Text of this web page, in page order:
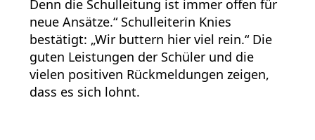
Denn die Schulleitung ist immer offen für
neue Ansätze.“ Schulleiterin Knies
bestätigt: „Wir buttern hier viel rein.“ Die
guten Leistungen der Schüler und die
vielen positiven Rückmeldungen zeigen,
dass es sich lohnt.